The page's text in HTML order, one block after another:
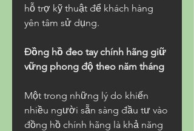
hỗ trợ kỹ thuật để khách hàng
yên tâm sử dụng.
Đồng hồ đeo tay chính hãng giữ
vững phong độ theo năm tháng
Một trong những lý do khiến
nhiều người sẵn sàng đầu tư vào
đồng hồ chính hãng là khả năng